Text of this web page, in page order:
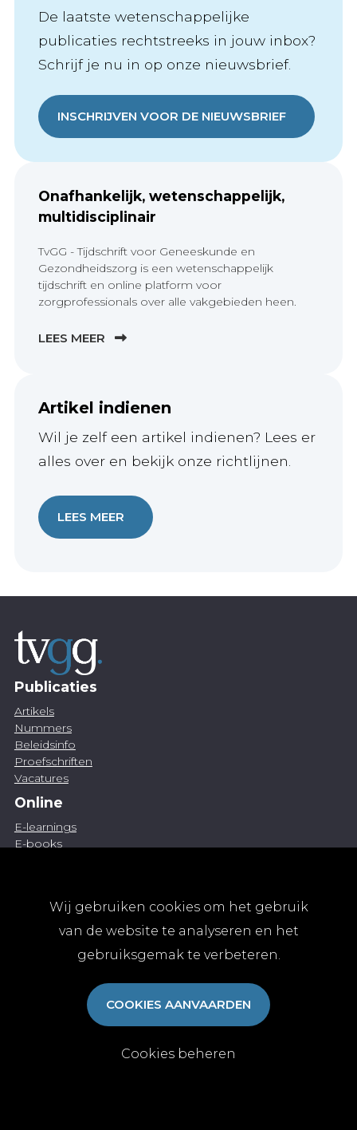
Wij gebruiken cookies om het gebruik
van de website te analyseren en het
gebruiksgemak te verbeteren.
COOKIES AANVAARDEN
Cookies beheren
De laatste wetenschappelijke
publicaties rechtstreeks in jouw inbox?
Schrijf je nu in op onze nieuwsbrief.
INSCHRIJVEN VOOR DE NIEUWSBRIEF
Onafhankelijk, wetenschappelijk,
multidisciplinair
TvGG - Tijdschrift voor Geneeskunde en
Gezondheidszorg is een wetenschappelijk
tijdschrift en online platform voor
zorgprofessionals over alle vakgebieden heen.
LEES MEER
Artikel indienen
Wil je zelf een artikel indienen? Lees er
alles over en bekijk onze richtlijnen.
LEES MEER
Publicaties
Artikels
Nummers
Beleidsinfo
Proefschriften
Vacatures
Online
E-learnings
E-books
Artikel indienen
Vacature publiceren
Abonnementen
Algemene abonnementsvoorwaarden